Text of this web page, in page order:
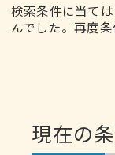
検索条件に当て
んでした。再度
現在の